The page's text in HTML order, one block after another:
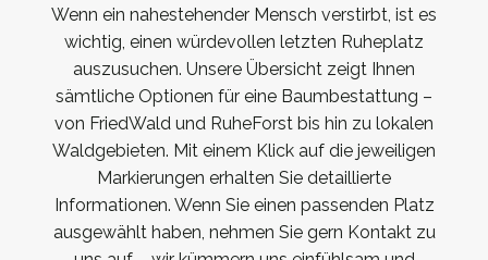
Wenn ein nahestehender Mensch verstirbt, ist es
wichtig, einen würdevollen letzten Ruheplatz
auszusuchen. Unsere Übersicht zeigt Ihnen
sämtliche Optionen für eine Baumbestattung –
von FriedWald und RuheForst bis hin zu lokalen
Waldgebieten. Mit einem Klick auf die jeweiligen
Markierungen erhalten Sie detaillierte
Informationen. Wenn Sie einen passenden Platz
ausgewählt haben, nehmen Sie gern Kontakt zu